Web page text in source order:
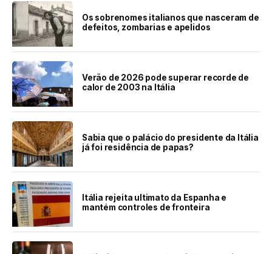
Os sobrenomes italianos que nasceram de
defeitos, zombarias e apelidos
Verão de 2026 pode superar recorde de
calor de 2003 na Itália
Sabia que o palácio do presidente da Itália
já foi residência de papas?
Itália rejeita ultimato da Espanha e
mantém controles de fronteira